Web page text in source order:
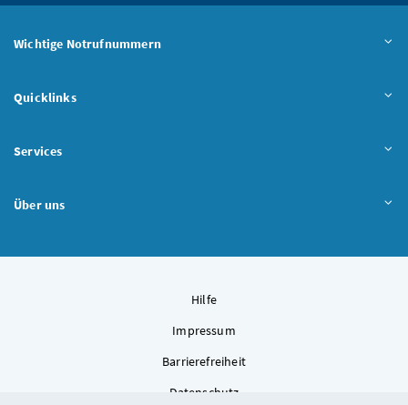
Wichtige Notrufnummern
Quicklinks
Services
Über uns
Hilfe
Impressum
Barrierefreiheit
Datenschutz